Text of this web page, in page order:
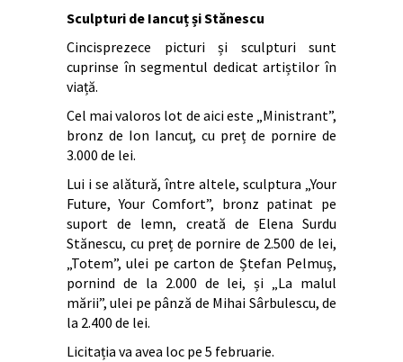
Sculpturi de Iancuț și Stănescu
Cincisprezece picturi și sculpturi sunt
cuprinse în segmentul dedicat artiștilor în
viață.
Cel mai valoros lot de aici este „Ministrant”,
bronz de Ion Iancuț, cu preț de pornire de
3.000 de lei.
Lui i se alătură, între altele, sculptura „Your
Future, Your Comfort”, bronz patinat pe
suport de lemn, creată de Elena Surdu
Stănescu, cu preț de pornire de 2.500 de lei,
„Totem”, ulei pe carton de Ștefan Pelmuș,
pornind de la 2.000 de lei, și „La malul
mării”, ulei pe pânză de Mihai Sârbulescu, de
la 2.400 de lei.
Licitația va avea loc pe 5 februarie.